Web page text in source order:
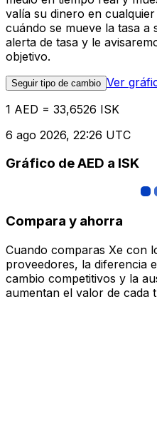
valía su dinero en
cuándo se mueve la tasa a
alerta de tasa y le
objetivo.
Seguir tipo de cambio Ver
1 AED = 33,6526 ISK
6 ago 2026, 22:26 UTC
Gráfico de AED a ISK
Compara y ahorra
Cuando comparas Xe con
proveedores, la diferencia
cambio competitivos y la
aumentan el valor de cada